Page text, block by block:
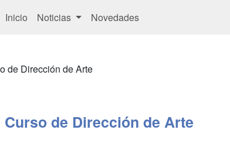
Inicio Noticias Novedades
de Dirección de Arte
Curso de Dirección de Arte